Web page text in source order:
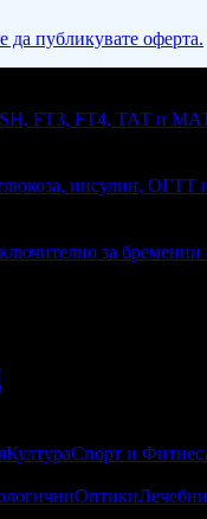
да публикувате оферта.
FT3, FT4, ТАТ и
глюкоза, инсулин,
за
КултураСпорт и Фитнес
Оптики